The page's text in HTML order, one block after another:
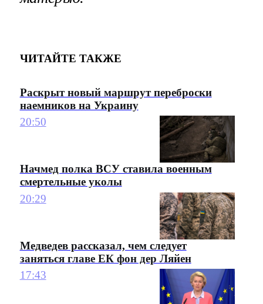
ЧИТАЙТЕ ТАКЖЕ
Раскрыт новый маршрут переброски
наемников на Украину
20:50
Начмед полка ВСУ ставила военным
смертельные уколы
20:29
Медведев рассказал, чем следует
заняться главе ЕК фон дер Ляйен
17:43